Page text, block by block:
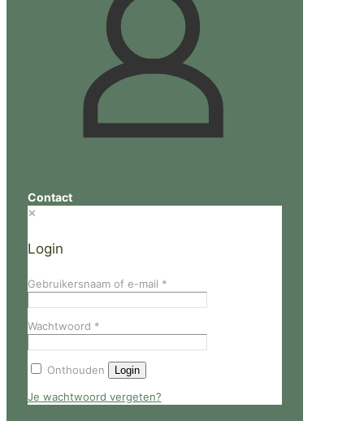
Contact
✕
Login
Gebruikersnaam of e-mail *
Wachtwoord *
Onthouden Login
Je wachtwoord vergeten?